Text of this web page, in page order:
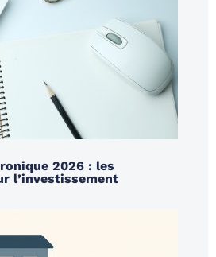
2026 : les
l’investissement